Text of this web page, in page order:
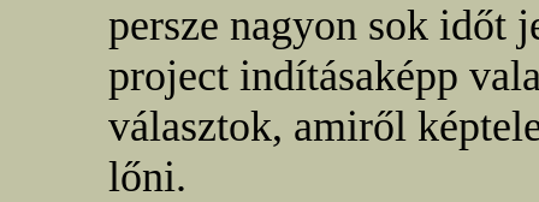
persze nagyon sok időt
project indításaképp
választok, amiről
lőni.